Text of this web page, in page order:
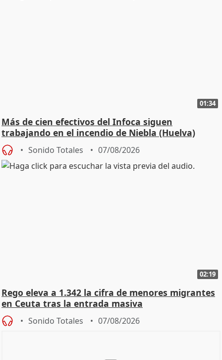
01:34
Más de cien efectivos del Infoca siguen
trabajando en el incendio de Niebla (Huelva)
Sonido Totales 07/08/2026
02:19
Rego eleva a 1.342 la cifra de menores migrantes
en Ceuta tras la entrada masiva
Sonido Totales 07/08/2026